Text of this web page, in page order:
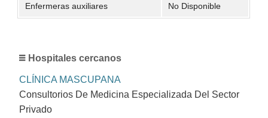
Enfermeras auxiliares No Disponible
Hospitales cercanos
CLÍNICA MASCUPANA
Consultorios De Medicina Especializada Del Sector
Privado